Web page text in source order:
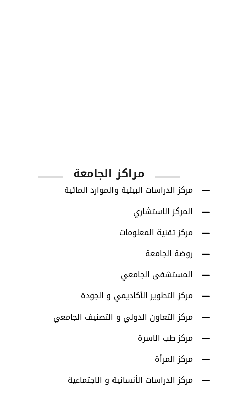
مراكز الجامعة
مركز الدراسات البيئية والموارد المائية
المركز الاستشاري
مركز تقنية المعلومات
روضة الجامعة
المستشفى الجامعي
مركز التطوير الأكاديمي و الجودة
مركز التعاون الدولي و التصنيف الجامعي
مركز طب الاسرة
مركز المرأة
مركز الدراسات الأنسانية و الاجتماعية